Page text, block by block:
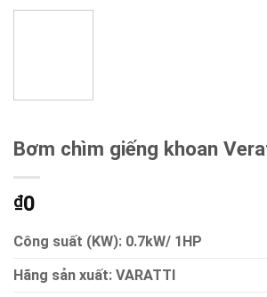
Bơm chìm giếng khoan
₫0
Công suất (KW): 0.7kW/ 1HP
Hãng sản xuất: VARATTI